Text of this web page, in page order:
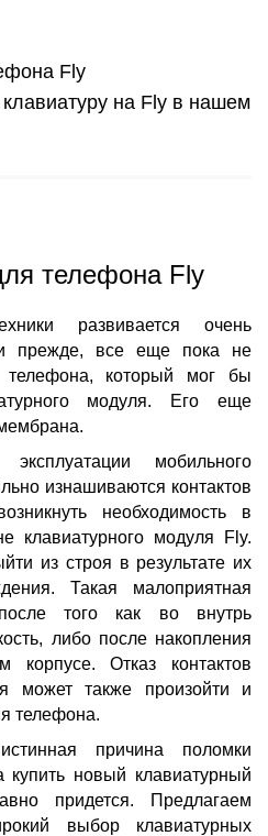
Fly
клавиатуру на Fly в нашем
телефона Fly
развивается очень
и прежде, все еще пока не
телефона, который мог бы
модуля. Его еще
мобильного
изнашиваются контактов
необходимость в
клавиатурного модуля Fly.
из строя в результате их
Такая малоприятная
того как во внутрь
либо после накопления
Отказ контактов
может также произойти и
телефона.
причина поломки
купить новый клавиатурный
придется. Предлагаем
выбор клавиатурных